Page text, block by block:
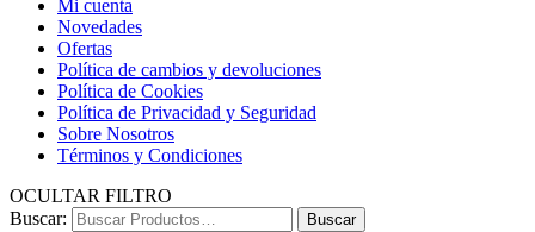
Mi cuenta
Novedades
Ofertas
Política de cambios y devoluciones
Política de Cookies
Política de Privacidad y Seguridad
Sobre Nosotros
Términos y Condiciones
OCULTAR FILTRO
Buscar:
Buscar